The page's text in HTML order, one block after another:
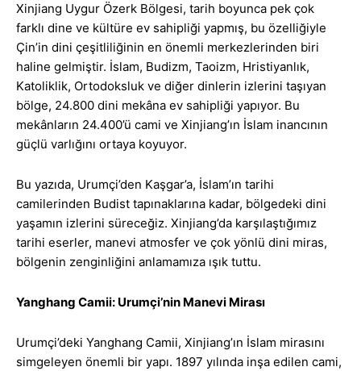
Xinjiang Uygur Özerk Bölgesi, tarih boyunca pek çok
farklı dine ve kültüre ev sahipliği yapmış, bu özelliğiyle
Çin’in dini çeşitliliğinin en önemli merkezlerinden biri
haline gelmiştir. İslam, Budizm, Taoizm, Hristiyanlık,
Katoliklik, Ortodoksluk ve diğer dinlerin izlerini taşıyan
bölge, 24.800 dini mekâna ev sahipliği yapıyor. Bu
mekânların 24.400’ü cami ve Xinjiang’ın İslam inancının
güçlü varlığını ortaya koyuyor.
Bu yazıda, Urumçi’den Kaşgar’a, İslam’ın tarihi
camilerinden Budist tapınaklarına kadar, bölgedeki dini
yaşamın izlerini süreceğiz. Xinjiang’da karşılaştığımız
tarihi eserler, manevi atmosfer ve çok yönlü dini miras,
bölgenin zenginliğini anlamamıza ışık tuttu.
Yanghang Camii: Urumçi’nin Manevi Mirası
Urumçi’deki Yanghang Camii, Xinjiang’ın İslam mirasını
simgeleyen önemli bir yapı. 1897 yılında inşa edilen cami,